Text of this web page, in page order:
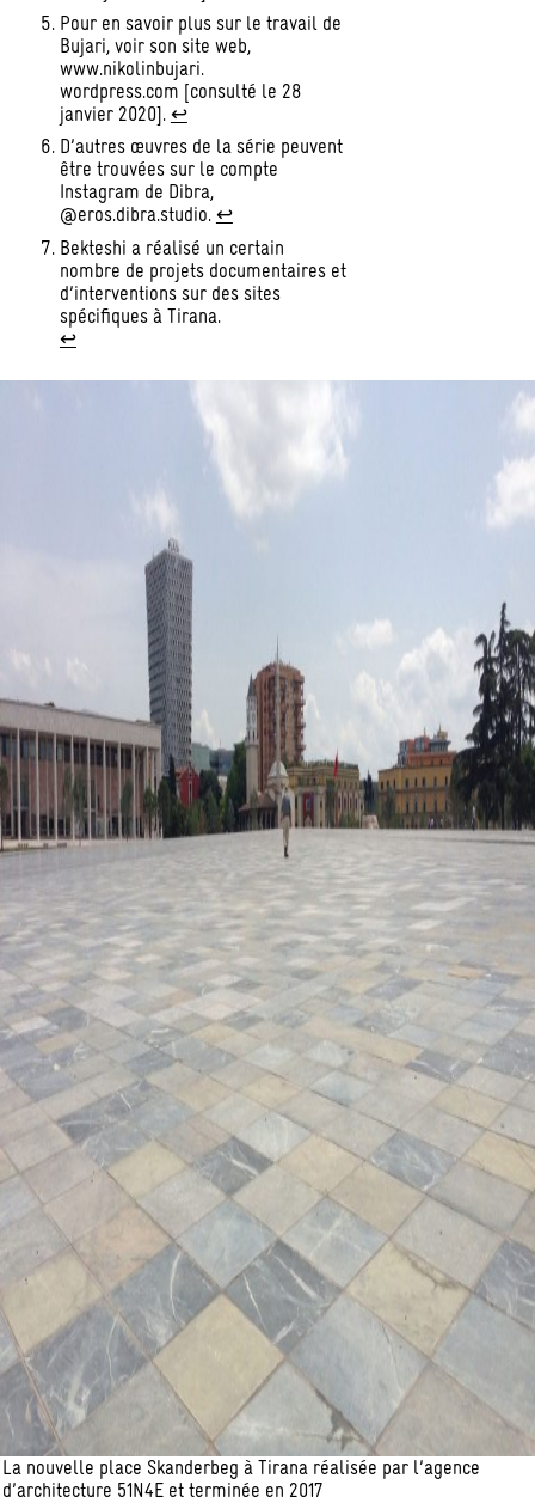
Pour en savoir plus sur le travail de
Bujari, voir son site web,
www.nikolinbujari.
wordpress.com [consulté le 28
janvier 2020]. ↩︎
D’autres œuvres de la série peuvent
être trouvées sur le compte
Instagram de Dibra,
@eros.dibra.studio. ↩︎
Bekteshi a réalisé un certain
nombre de projets documentaires et
d’interventions sur des sites
spécifiques à Tirana.
↩︎
La nouvelle place Skanderbeg à Tirana réalisée par l’agence
d’architecture 51N4E et terminée en 2017